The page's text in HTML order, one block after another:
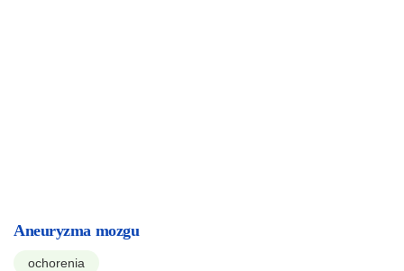
Aneuryzma mozgu
ochorenia